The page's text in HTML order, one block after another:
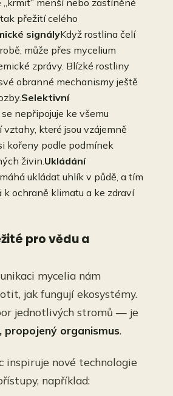
menší nebo zastíněné
přežití celého
signályKdyž rostlina čelí
může přes mycelium
zprávy. Blízké rostliny
obranné mechanismy ještě
Selektivní
nepřipojuje ke všemu
které jsou vzájemně
kořeny podle podmínek
živin.Ukládání
ukládat uhlík v půdě, a tím
ochraně klimatu a ke zdraví
pro vědu a
mycelia nám
jak fungují ekosystémy.
jednotlivých stromů — je
propojený organismus.
inspiruje nové technologie
například: